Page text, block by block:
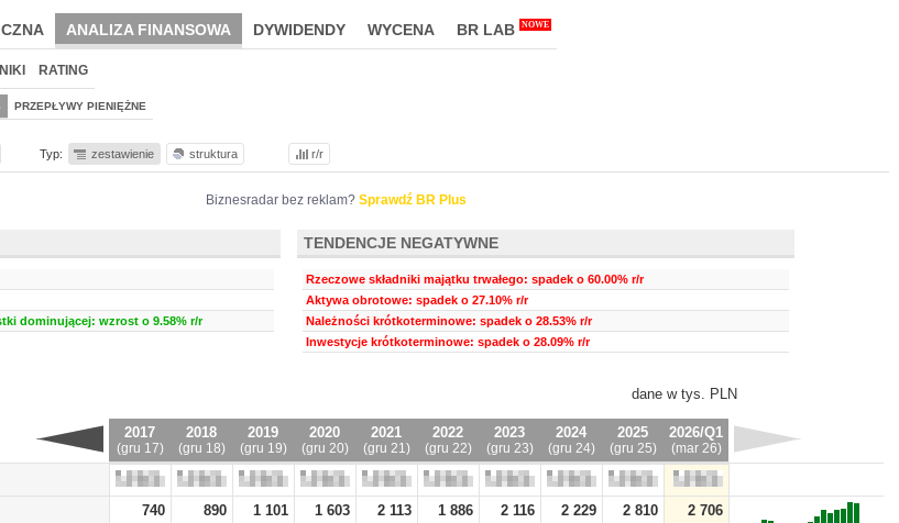
ANALIZA FINANSOWA DYWIDENDY WYCENA BR LAB NOWE
RATING
PRZEPŁYWY PIENIĘŻNE
Typ: zestawienie struktura r/r
Biznesradar bez reklam? Sprawdź BR Plus
dominującej: wzrost o 9.58% r/r
TENDENCJE NEGATYWNE
Rzeczowe składniki majątku trwałego: spadek o 60.00% r/r
Aktywa obrotowe: spadek o 27.10% r/r
Należności krótkoterminowe: spadek o 28.53% r/r
Inwestycje krótkoterminowe: spadek o 28.09% r/r
dane w tys. PLN
2017
(gru 17)
2018
(gru 18)
2019
(gru 19)
2020
(gru 20)
2021
(gru 21)
2022
(gru 22)
2023
(gru 23)
2024
(gru 24)
2025
(gru 25)
2026/Q1
(mar 26)
740 890 1 101 1 603 2 113 1 886 2 116 2 229 2 810 2 706